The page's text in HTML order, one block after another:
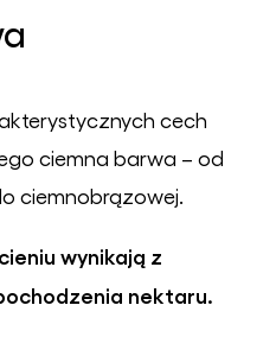
cech
ciemna barwa – od
ciemnobrązowej.
wynikają z
nektaru.